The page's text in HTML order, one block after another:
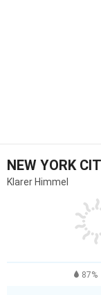
NEW YORK
Klarer Himmel
87%